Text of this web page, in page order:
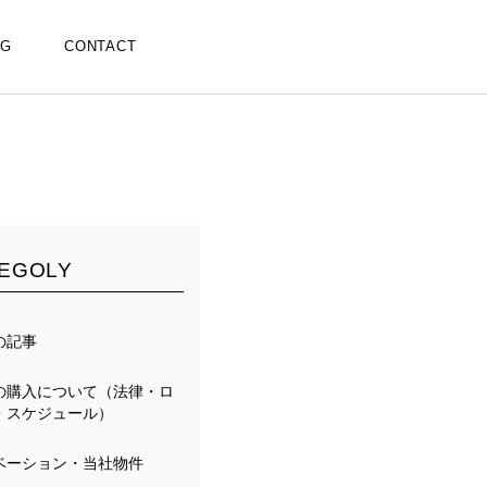
CONTACT
記事
購入について（法律・ロ
スケジュール）
ーション・当社物件